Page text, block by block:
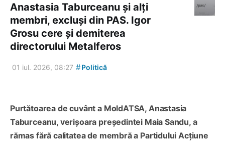
Anastasia Taburceanu și alți
membri, excluși din PAS. Igor
Grosu cere și demiterea
directorului Metalferos
01 iul. 2026, 08:27 #Politică
Purtătoarea de cuvânt a MoldATSA, Anastasia
Taburceanu, verișoara președintei Maia Sandu, a
rămas fără calitatea de membră a Partidului Acțiune